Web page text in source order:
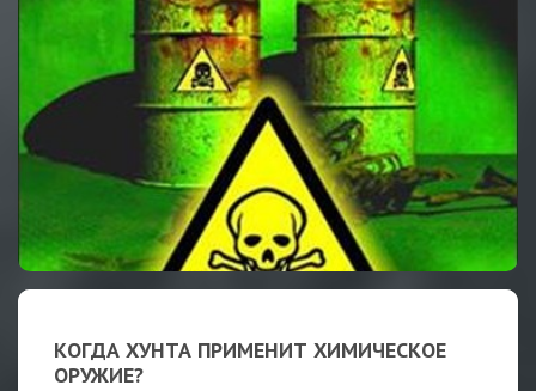
КОГДА ХУНТА ПРИМЕНИТ ХИМИЧЕСКОЕ
ОРУЖИЕ?